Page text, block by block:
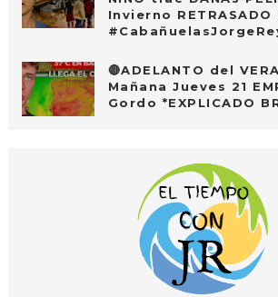
Invierno RETRASADO
🔴ADELANTO del
Mañana Jueves 21
Gordo *EXPLICADO